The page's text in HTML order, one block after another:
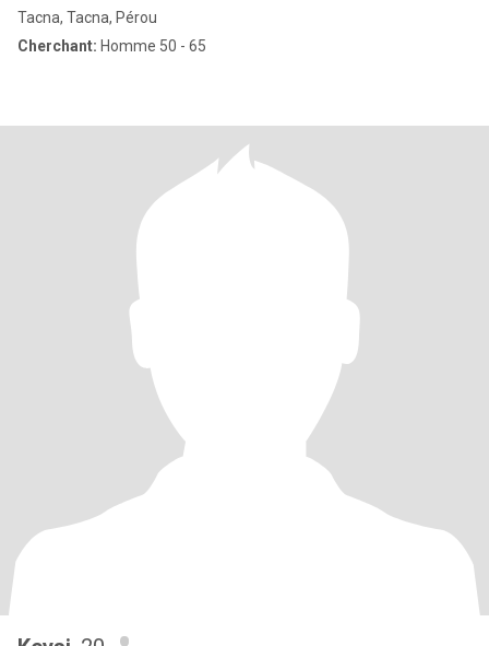
Tacna, Tacna, Pérou
Cherchant: Homme 50 - 65